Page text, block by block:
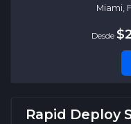
Miami,
Desde
Rapid Deploy